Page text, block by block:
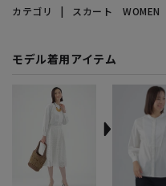
カテゴリ
スカート WOMEN
モデル着用アイテム